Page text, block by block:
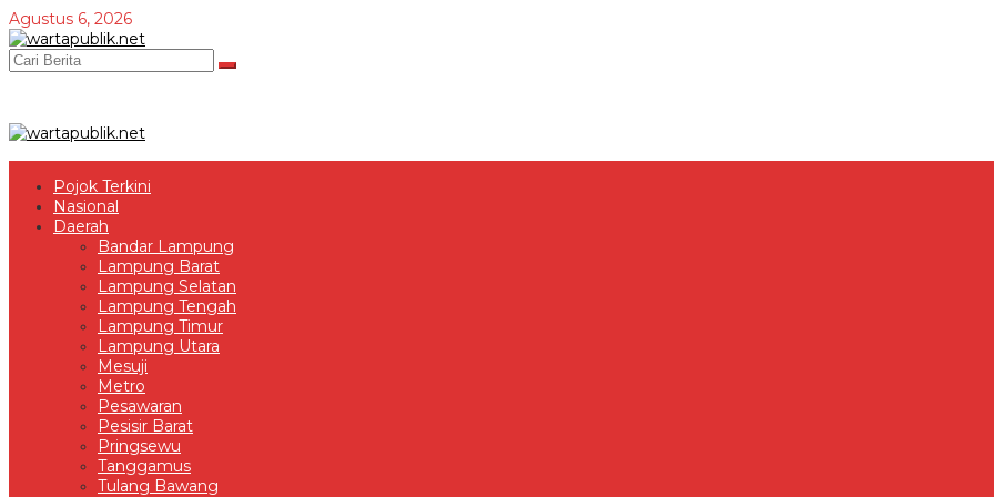
Lewati
ke
konten
Agustus 6, 2026
Pojok Terkini
Nasional
Daerah
Bandar Lampung
Lampung Barat
Lampung Selatan
Lampung Tengah
Lampung Timur
Lampung Utara
Mesuji
Metro
Pesawaran
Pesisir Barat
Pringsewu
Tanggamus
Tulang Bawang